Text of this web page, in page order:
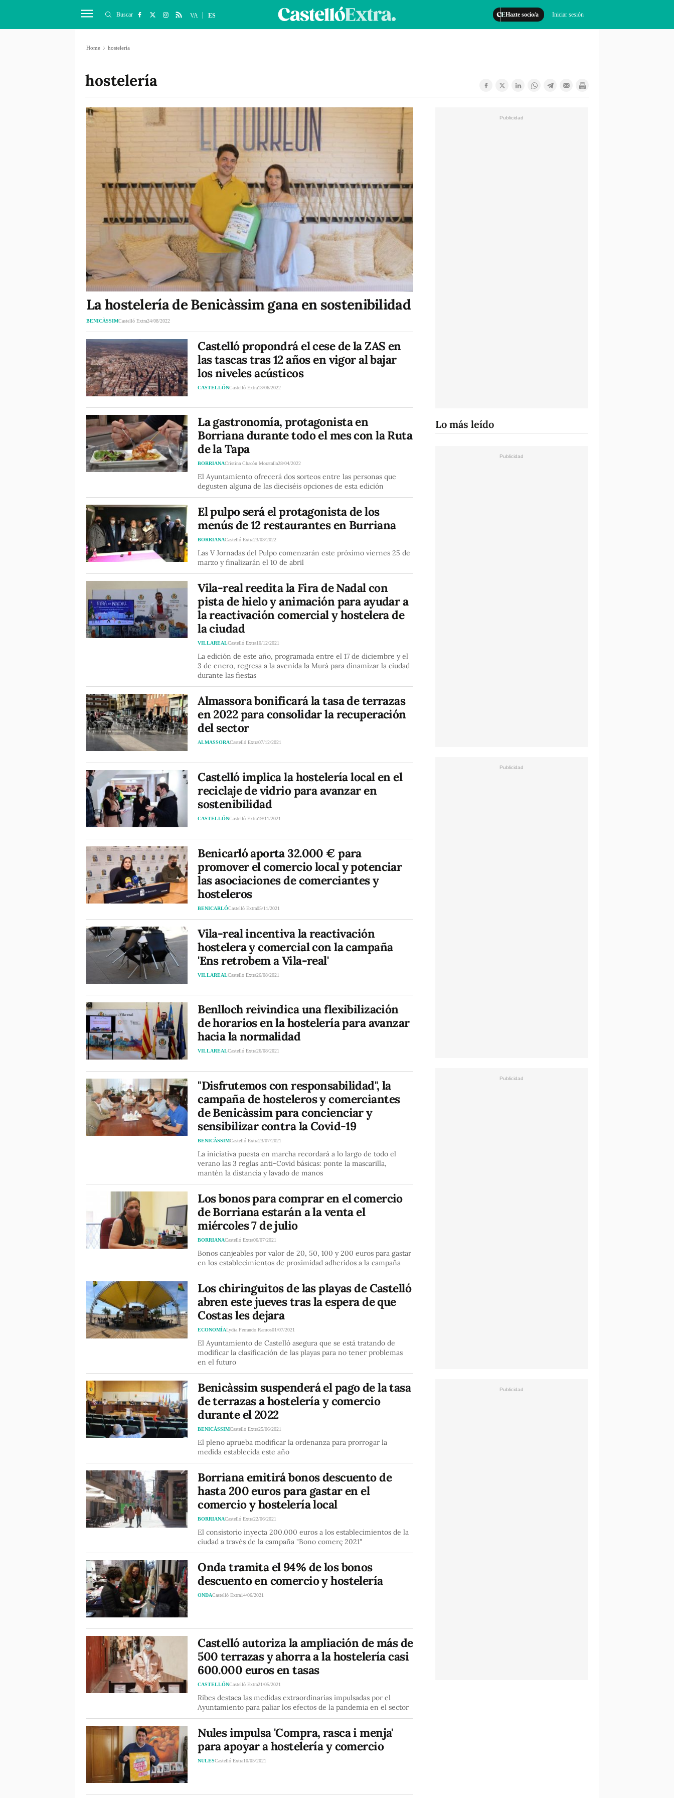
Hazte socio/a Iniciar sesión
Buscar VA ES
Home hostelería
hostelería
La hostelería de Benicàssim gana en sostenibilidad
BENICÀSSIMCastelló Extra24/08/2022
Castelló propondrá el cese de la ZAS en
las tascas tras 12 años en vigor al bajar
los niveles acústicos
CASTELLÓNCastelló Extra13/06/2022
La gastronomía, protagonista en
Borriana durante todo el mes con la Ruta
de la Tapa
BORRIANACristina Chacón Moratalla28/04/2022
El Ayuntamiento ofrecerá dos sorteos entre las personas que
degusten alguna de las dieciséis opciones de esta edición
El pulpo será el protagonista de los
menús de 12 restaurantes en Burriana
BORRIANACastelló Extra23/03/2022
Las V Jornadas del Pulpo comenzarán este próximo viernes 25 de
marzo y finalizarán el 10 de abril
Vila-real reedita la Fira de Nadal con
pista de hielo y animación para ayudar a
la reactivación comercial y hostelera de
la ciudad
VILLAREALCastelló Extra10/12/2021
La edición de este año, programada entre el 17 de diciembre y el
3 de enero, regresa a la avenida la Murà para dinamizar la ciudad
durante las fiestas
Almassora bonificará la tasa de terrazas
en 2022 para consolidar la recuperación
del sector
ALMASSORACastelló Extra07/12/2021
Castelló implica la hostelería local en el
reciclaje de vidrio para avanzar en
sostenibilidad
CASTELLÓNCastelló Extra19/11/2021
Benicarló aporta 32.000 € para
promover el comercio local y potenciar
las asociaciones de comerciantes y
hosteleros
BENICARLÓCastelló Extra05/11/2021
Vila-real incentiva la reactivación
hostelera y comercial con la campaña
'Ens retrobem a Vila-real'
VILLAREALCastelló Extra26/08/2021
Benlloch reivindica una flexibilización
de horarios en la hostelería para avanzar
hacia la normalidad
VILLAREALCastelló Extra26/08/2021
"Disfrutemos con responsabilidad", la
campaña de hosteleros y comerciantes
de Benicàssim para concienciar y
sensibilizar contra la Covid-19
BENICÀSSIMCastelló Extra23/07/2021
La iniciativa puesta en marcha recordará a lo largo de todo el
verano las 3 reglas anti-Covid básicas: ponte la mascarilla,
mantén la distancia y lavado de manos
Los bonos para comprar en el comercio
de Borriana estarán a la venta el
miércoles 7 de julio
BORRIANACastelló Extra06/07/2021
Bonos canjeables por valor de 20, 50, 100 y 200 euros para gastar
en los establecimientos de proximidad adheridos a la campaña
Los chiringuitos de las playas de Castelló
abren este jueves tras la espera de que
Costas les dejara
ECONOMÍALydia Ferrando Ramos01/07/2021
El Ayuntamiento de Castelló asegura que se está tratando de
modificar la clasificación de las playas para no tener problemas
en el futuro
Benicàssim suspenderá el pago de la tasa
de terrazas a hostelería y comercio
durante el 2022
BENICÀSSIMCastelló Extra25/06/2021
El pleno aprueba modificar la ordenanza para prorrogar la
medida establecida este año
Borriana emitirá bonos descuento de
hasta 200 euros para gastar en el
comercio y hostelería local
BORRIANACastelló Extra22/06/2021
El consistorio inyecta 200.000 euros a los establecimientos de la
ciudad a través de la campaña "Bono comerç 2021"
Onda tramita el 94% de los bonos
descuento en comercio y hostelería
ONDACastelló Extra14/06/2021
Castelló autoriza la ampliación de más de
500 terrazas y ahorra a la hostelería casi
600.000 euros en tasas
CASTELLÓNCastelló Extra21/05/2021
Ribes destaca las medidas extraordinarias impulsadas por el
Ayuntamiento para paliar los efectos de la pandemia en el sector
Nules impulsa 'Compra, rasca i menja'
para apoyar a hostelería y comercio
NULESCastelló Extra10/05/2021
Lo más leído